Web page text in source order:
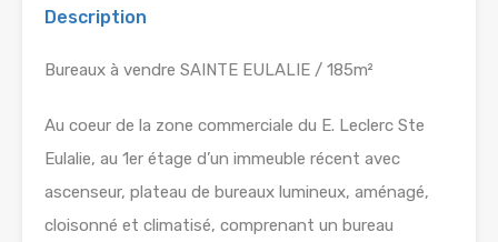
Description
Bureaux à vendre SAINTE EULALIE / 185m²
Au coeur de la zone commerciale du E. Leclerc Ste
Eulalie, au 1er étage d’un immeuble récent avec
ascenseur, plateau de bureaux lumineux, aménagé,
cloisonné et climatisé, comprenant un bureau